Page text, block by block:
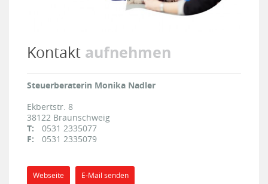
Kontakt aufnehmen
Steuerberaterin Monika Nadler
Ekbertstr. 8
38122 Braunschweig
T:
0531 2335077
F:
0531 2335079
Webseite E-Mail senden